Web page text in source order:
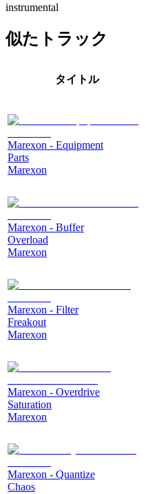
instrumental
似たトラック
タイトル
Marexon - Equipment
Parts
Marexon
Marexon - Buffer
Overload
Marexon
Marexon - Filter
Freakout
Marexon
Marexon - Overdrive
Saturation
Marexon
Marexon - Quantize
Chaos